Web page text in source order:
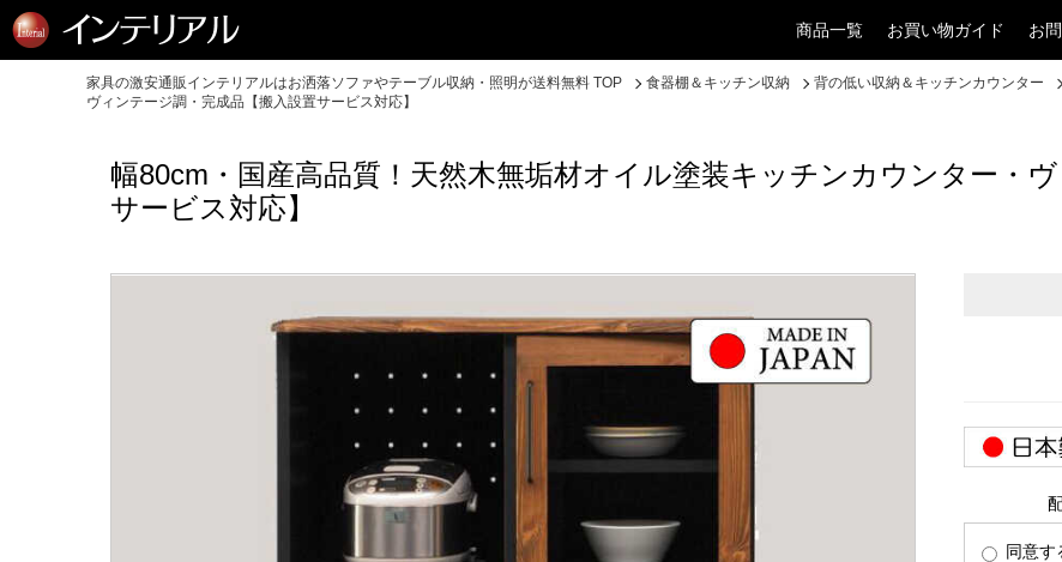
商品一覧 お買い物ガイド お
家具の激安通販インテリアルはお洒落ソファやテーブル収納・照明が送料無料 TOP 食器棚＆キッチン収納 背の低い収納＆キッチンカウンター
ヴィンテージ調・完成品【搬入設置サービス対応】
幅80cm・国産高品質！天然木無垢材オイル塗装キッチンカウンター・
サービス対応】
同意